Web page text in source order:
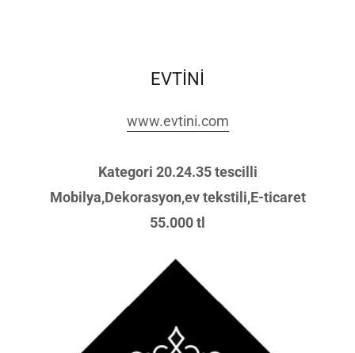
EVTİNİ
www.evtini.com
Kategori 20.24.35 tescilli
Mobilya,Dekorasyon,ev tekstili,E-ticaret
55.000 tl